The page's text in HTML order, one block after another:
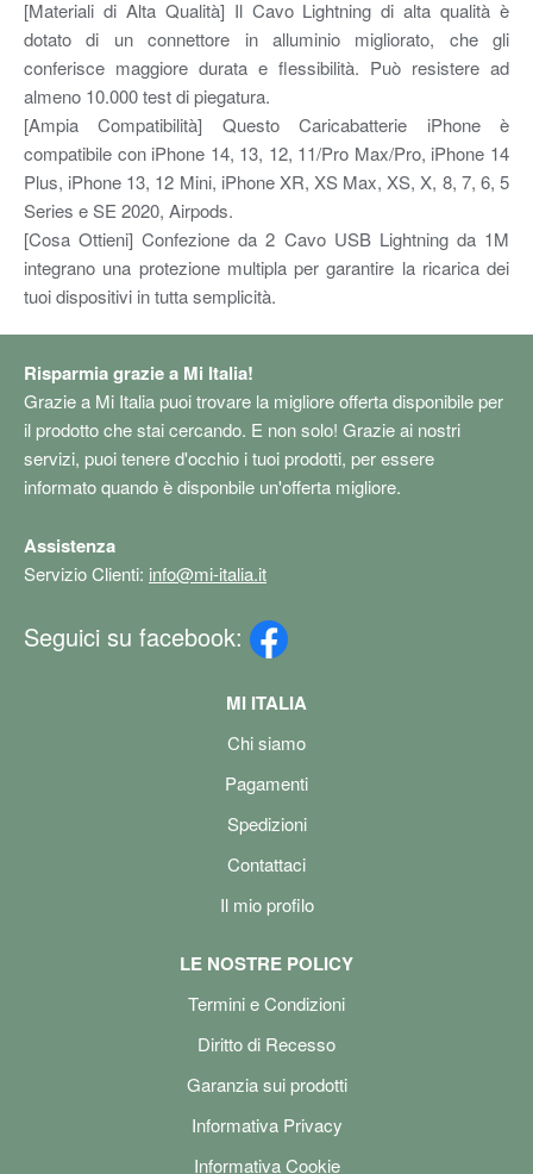
[Materiali di Alta Qualità] Il Cavo Lightning di alta qualità è
dotato di un connettore in alluminio migliorato, che gli
conferisce maggiore durata e flessibilità. Può resistere ad
almeno 10.000 test di piegatura.
[Ampia Compatibilità] Questo Caricabatterie iPhone è
compatibile con iPhone 14, 13, 12, 11/Pro Max/Pro, iPhone 14
Plus, iPhone 13, 12 Mini, iPhone XR, XS Max, XS, X, 8, 7, 6, 5
Series e SE 2020, Airpods.
[Cosa Ottieni] Confezione da 2 Cavo USB Lightning da 1M
integrano una protezione multipla per garantire la ricarica dei
tuoi dispositivi in tutta semplicità.
Risparmia grazie a Mi Italia!
Grazie a Mi Italia puoi trovare la migliore offerta disponibile per
il prodotto che stai cercando. E non solo! Grazie ai nostri
servizi, puoi tenere d'occhio i tuoi prodotti, per essere
informato quando è disponbile un'offerta migliore.
Assistenza
Servizio Clienti: info@mi-italia.it
Seguici su facebook:
MI ITALIA
Chi siamo
Pagamenti
Spedizioni
Contattaci
Il mio profilo
LE NOSTRE POLICY
Termini e Condizioni
Diritto di Recesso
Garanzia sui prodotti
Informativa Privacy
Informativa Cookie